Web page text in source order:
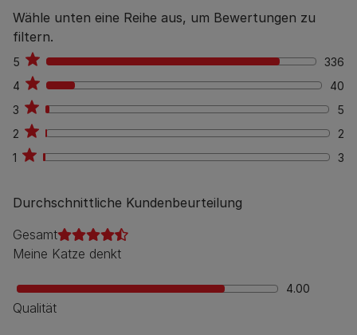
Wähle unten eine Reihe aus, um Bewertungen zu
filtern.
5 336
336
4
40
40
3
5
5
2
2
2
1
3 3
Durchschnittliche Kundenbeurteilung
Gesamt
Meine Katze denkt
4.00
Qualität